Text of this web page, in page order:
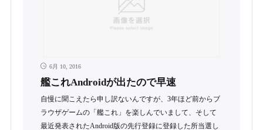
6月 10, 2016
艦これAndroidが出たので早速
自慢に聞こえたら申し訳ないんですが、3年ほど前からブ
ラウザゲームの「艦これ」を楽しんでいまして、そして
最近発表されたAndroid版の先行登録に登録した所当選し